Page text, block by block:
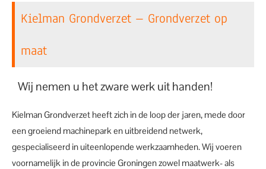
Kielman Grondverzet – Grondverzet op
maat
Wij nemen u het zware werk uit handen!
Kielman Grondverzet heeft zich in de loop der jaren, mede door
een groeiend machinepark en uitbreidend netwerk,
gespecialiseerd in uiteenlopende werkzaamheden. Wij voeren
voornamelijk in de provincie Groningen zowel maatwerk- als